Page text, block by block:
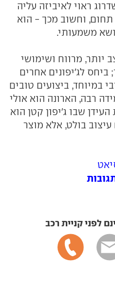
ראוי לאיביזה עליה
וחשוב מכך - הוא
משמעותי.
יותר, מרווח ושימושי
ביחס לג'יפונים אחרים
במיוחד, ביצועים טובים
רבה, הארונה הוא אולי
שבו ג'יפון קטן הוא
בולט, אלא מוצר
לפני קניית רכב